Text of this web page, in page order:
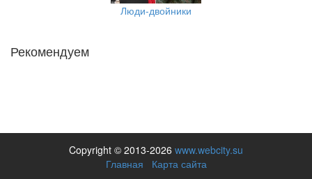
Люди-двойники
Рекомендуем
Copyright © 2013-2026 www.webcity.su
Главная
Карта сайта